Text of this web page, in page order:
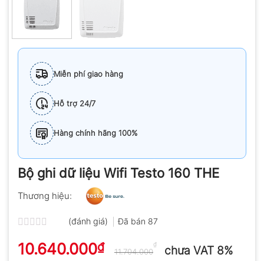
Miễn phí giao hàng
Hỗ trợ 24/7
Hàng chính hãng 100%
Bộ ghi dữ liệu Wifi Testo 160 THE
Thương hiệu:
xếp
hạng
(đánh giá) Đã bán 87
10.640.000₫ 11.704.000
₫ chưa VAT 8%